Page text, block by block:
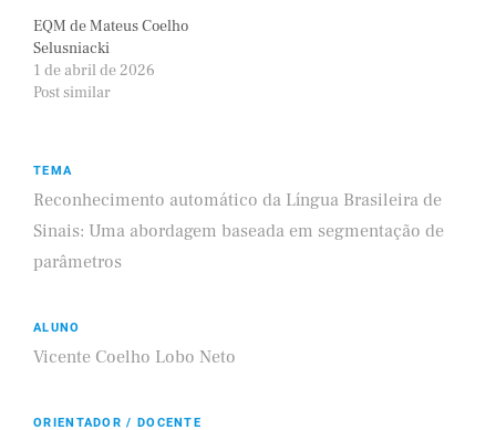
EQM de Mateus Coelho
Selusniacki
1 de abril de 2026
Post similar
TEMA
Reconhecimento automático da Língua Brasileira de
Sinais: Uma abordagem baseada em segmentação de
parâmetros
ALUNO
Vicente Coelho Lobo Neto
ORIENTADOR / DOCENTE